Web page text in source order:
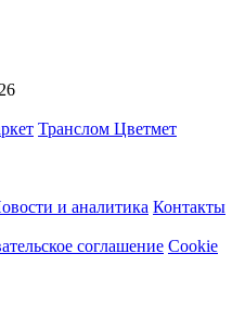
Транслом Цветмет
и аналитика Контакты
соглашение Cookie